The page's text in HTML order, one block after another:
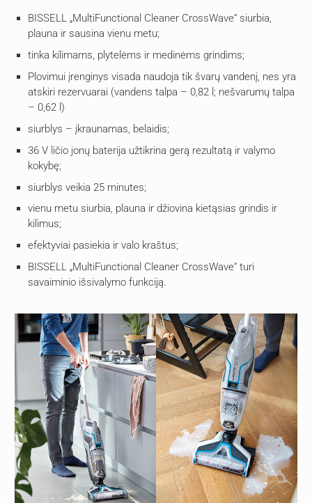
BISSELL „MultiFunctional Cleaner CrossWave“ siurbia,
plauna ir sausina vienu metu;
tinka kilimams, plytelėms ir medinėms grindims;
Plovimui įrenginys visada naudoja tik švarų vandenį, nes yra
atskiri rezervuarai (vandens talpa – 0,82 l; nešvarumų talpa
– 0,62 l)
siurblys – įkraunamas, belaidis;
36 V ličio jonų baterija užtikrina gerą rezultatą ir valymo
kokybę;
siurblys veikia 25 minutes;
vienu metu siurbia, plauna ir džiovina kietąsias grindis ir
kilimus;
efektyviai pasiekia ir valo kraštus;
BISSELL „MultiFunctional Cleaner CrossWave“ turi
savaiminio išsivalymo funkciją.